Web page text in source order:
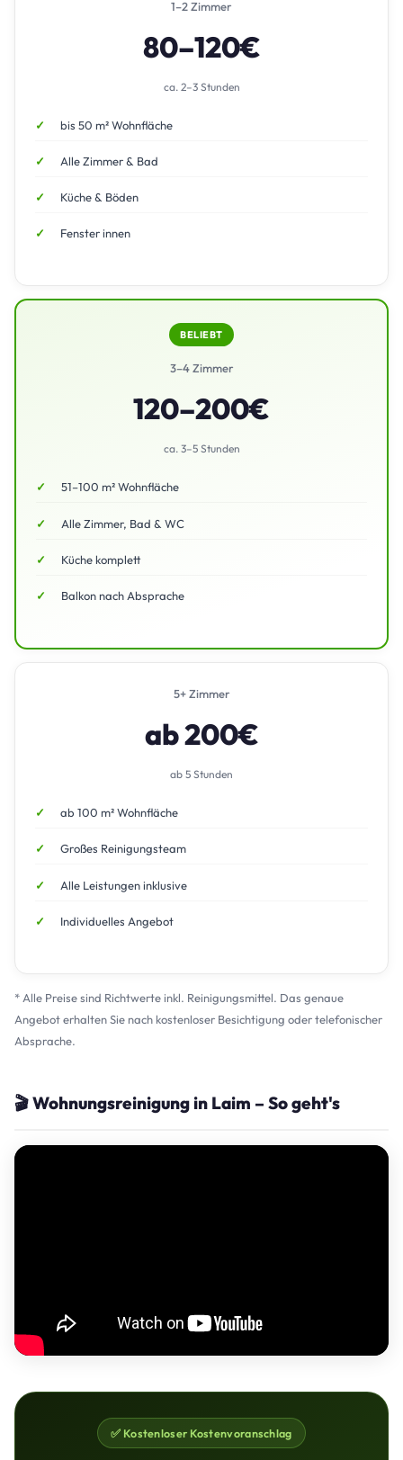
1–2 Zimmer
80–120€
ca. 2–3 Stunden
bis 50 m² Wohnfläche
Alle Zimmer & Bad
Küche & Böden
Fenster innen
BELIEBT
3–4 Zimmer
120–200€
ca. 3–5 Stunden
51–100 m² Wohnfläche
Alle Zimmer, Bad & WC
Küche komplett
Balkon nach Absprache
5+ Zimmer
ab 200€
ab 5 Stunden
ab 100 m² Wohnfläche
Großes Reinigungsteam
Alle Leistungen inklusive
Individuelles Angebot
* Alle Preise sind Richtwerte inkl. Reinigungsmittel. Das genaue
Angebot erhalten Sie nach kostenloser Besichtigung oder telefonischer
Absprache.
🎬 Wohnungsreinigung in Laim – So geht's
✅ Kostenloser Kostenvoranschlag